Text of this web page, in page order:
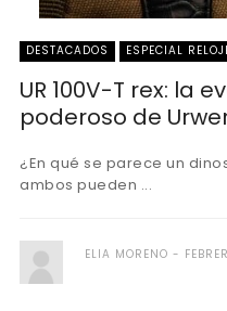
DESTACADOS ESPECIAL
UR 100V-T rex: la
poderoso de
¿En qué se parece un
ambos pueden ...
ELIA MORENO